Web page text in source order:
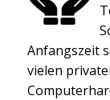
Anfangszeit
vielen